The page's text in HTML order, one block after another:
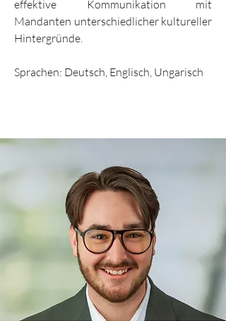
effektive Kommunikation mit
Mandanten unterschiedlicher kultureller
Hintergründe.
Sprachen: Deutsch, Englisch, Ungarisch